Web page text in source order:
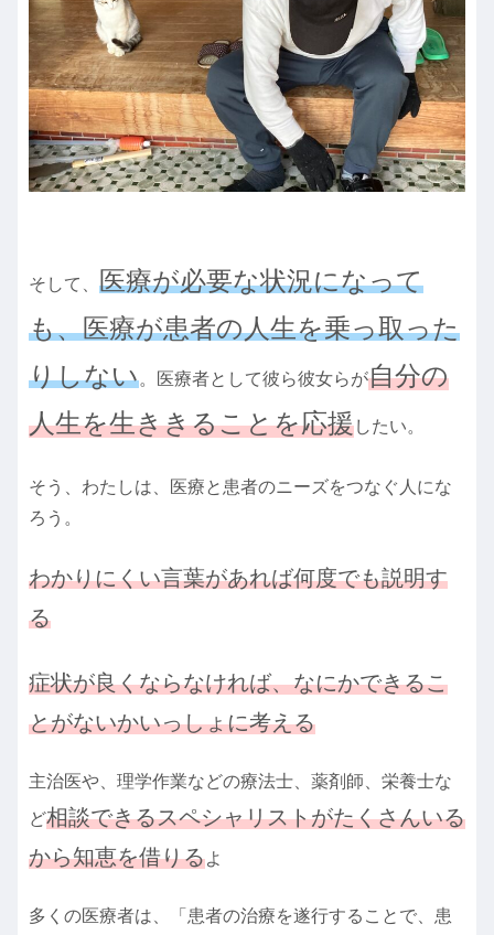
そして、 医療が必要な状況になって
も、医療が患者の人生を乗っ取った
りしない。医療者として彼ら彼女らが自分の
人生を生ききることを応援したい。
そう、わたしは、医療と患者のニーズをつなぐ人にな
ろう。
わかりにくい言葉があれば何度でも説明す
る
症状が良くならなければ、なにかできるこ
とがないかいっしょに考える
主治医や、理学作業などの療法士、薬剤師、栄養士な
ど相談できるスペシャリストがたくさんいる
から知恵を借りるよ
多くの医療者は、「患者の治療を遂行することで、患